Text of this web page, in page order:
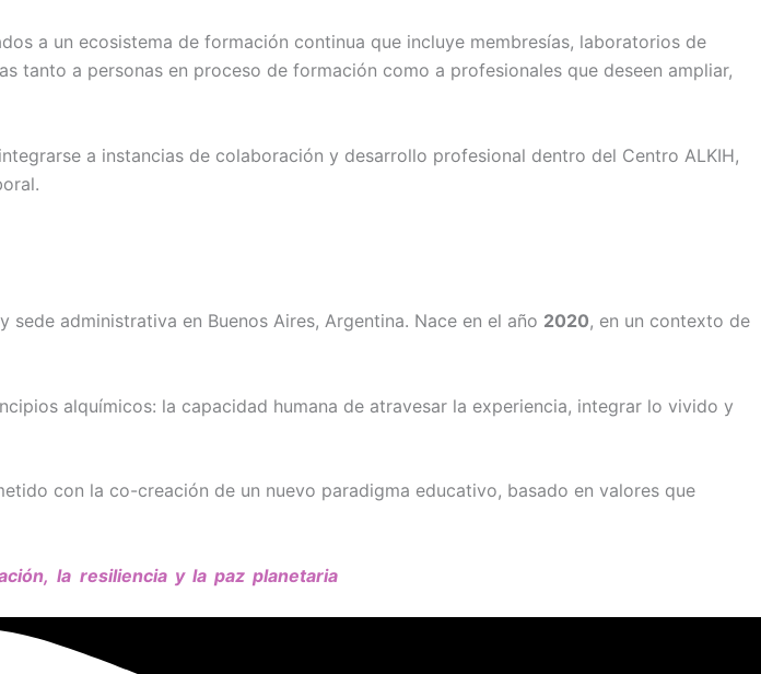
a un ecosistema de formación continua que incluye membresías, laboratorios de
tanto a personas en proceso de formación como a profesionales que deseen ampliar,
a instancias de colaboración y desarrollo profesional dentro del Centro ALKIH,
y sede administrativa en Buenos Aires, Argentina. Nace en el año 2020, en un contexto de
alquímicos: la capacidad humana de atravesar la experiencia, integrar lo vivido y
con la co-creación de un nuevo paradigma educativo, basado en valores que
la resiliencia y lapaz planetaria